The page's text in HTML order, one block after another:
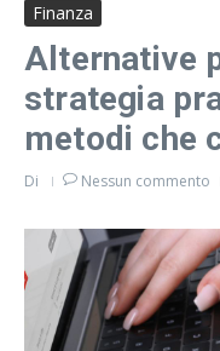
Finanza
Alternative
strategia
metodi che
Di Nessun commento